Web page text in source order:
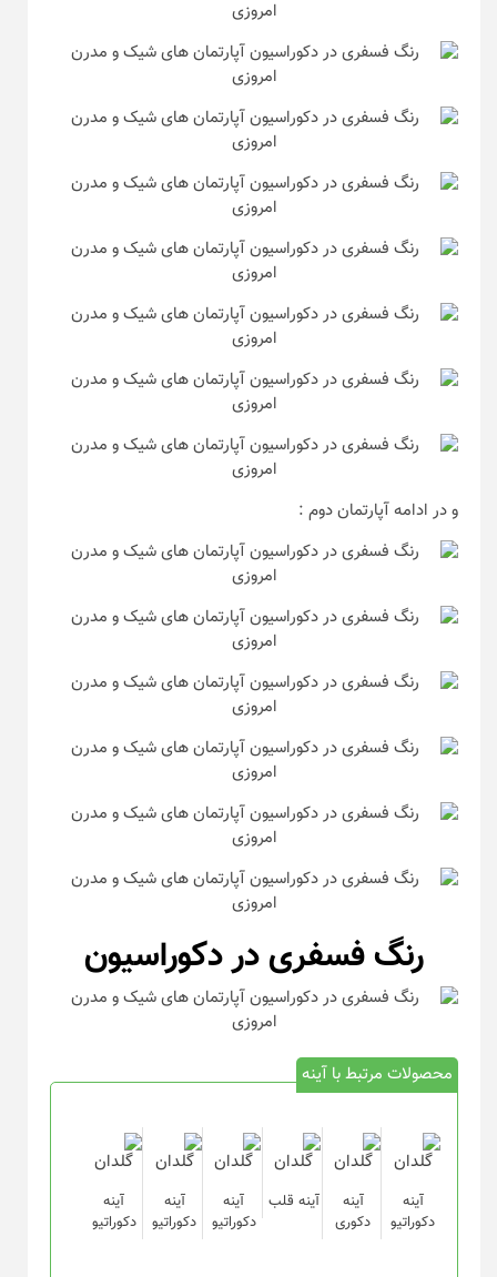
و در ادامه آپارتمان دوم :
رنگ فسفری در دکوراسیون
محصولات مرتبط با آینه
آینه
دکوراتیو
آینه
دکوری
آینه قلب
آینه
دکوراتیو
آینه
دکوراتیو
آینه
دکوراتیو